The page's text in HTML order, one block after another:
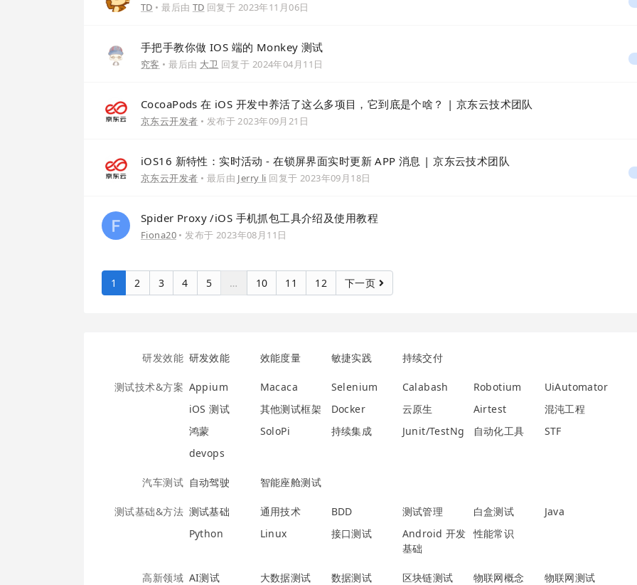
TD • 最后由 TD 回复于 2023年11月06日
手把手教你做 IOS 端的 Monkey 测试
究客 • 最后由 大卫 回复于 2024年04月11日
CocoaPods 在 iOS 开发中养活了这么多项目，它到底是个啥？ | 京东云技术团队
京东云开发者 • 发布于2023年09月21日
iOS16 新特性：实时活动 - 在锁屏界面实时更新 APP 消息 | 京东云技术团队
京东云开发者 • 最后由 Jerry li 回复于 2023年09月18日
Spider Proxy /iOS 手机抓包工具介绍及使用教程
Fiona20 • 发布于 2023年08月11日
1 2 3 4 5 … 10 11 12 下一页
研发效能 研发效能 效能度量 敏捷实践 持续交付
测试技术&方案 Appium Macaca Selenium Calabash Robotium
UiAutomator
iOS 测试
其他测试框架 Docker 云原生 Airtest
混沌工程
鸿蒙
SoloPi 持续集成 Junit/TestNg 自动化工具
STF
devops
汽车测试 自动驾驶 智能座舱测试
测试基础&方法 测试基础 通用技术 BDD 测试管理 白盒测试
Java
Python
Linux 接口测试
Android 开发
基础
性能常识
高新领域 AI测试 大数据测试 数据测试 区块链测试 物联网概念 物联网测试